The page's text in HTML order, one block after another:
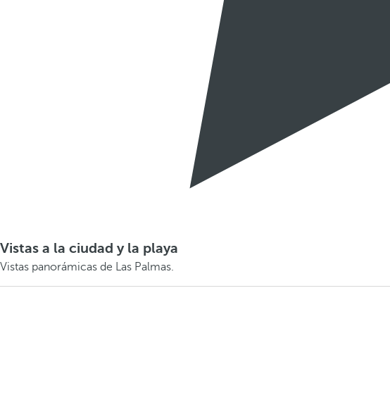
Vistas a la ciudad y la playa
Vistas panorámicas de Las Palmas.